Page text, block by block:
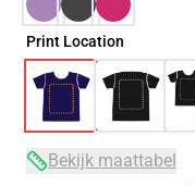
Print Location
Bekijk maattabel